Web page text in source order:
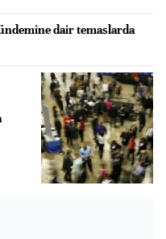
dair temaslarda